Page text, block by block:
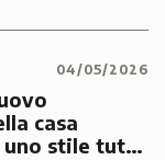
04/05/2026
casa
uno stile tutto